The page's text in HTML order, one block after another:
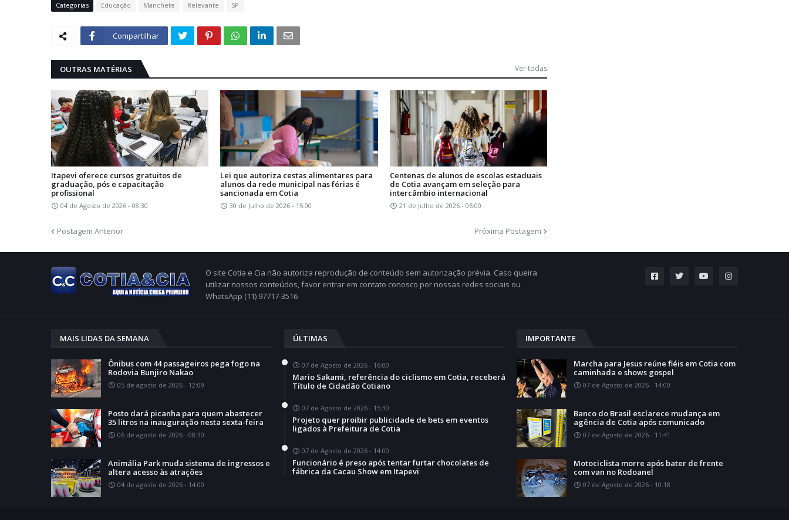
Categorias Educação Manchete Relevante SP
Compartilhar
OUTRAS MATÉRIAS Ver todas
Itapevi oferece cursos gratuitos de
graduação, pós e capacitação
profissional
04 de Agosto de 2026 - 08:30
Lei que autoriza cestas alimentares para
alunos da rede municipal nas férias é
sancionada em Cotia
30 de Julho de 2026 - 15:00
Centenas de alunos de escolas estaduais
de Cotia avançam em seleção para
intercâmbio internacional
21 de Julho de 2026 - 06:00
Postagem Anterior Próxima Postagem
O site Cotia e Cia não autoriza reprodução de conteúdo sem autorização prévia. Caso queira
utilizar nossos conteúdos, favor entrar em contato conosco por nossas redes sociais ou
WhatsApp (11) 97717-3516
MAIS LIDAS DA SEMANA
Ônibus com 44 passageiros pega fogo na
Rodovia Bunjiro Nakao
05 de agosto de 2026 - 12:09
Posto dará picanha para quem abastecer
35 litros na inauguração nesta sexta-feira
06 de agosto de 2026 - 08:30
Animália Park muda sistema de ingressos e
altera acesso às atrações
04 de agosto de 2026 - 14:00
ÚLTIMAS
07 de Agosto de 2026 - 16:00
Mario Sakami, referência do ciclismo em Cotia, receberá
Título de Cidadão Cotiano
07 de Agosto de 2026 - 15:30
Projeto quer proibir publicidade de bets em eventos
ligados à Prefeitura de Cotia
07 de Agosto de 2026 - 14:00
Funcionário é preso após tentar furtar chocolates de
fábrica da Cacau Show em Itapevi
IMPORTANTE
Marcha para Jesus reúne fiéis em Cotia com
caminhada e shows gospel
07 de Agosto de 2026 - 14:00
Banco do Brasil esclarece mudança em
agência de Cotia após comunicado
07 de Agosto de 2026 - 11:41
Motociclista morre após bater de frente
com van no Rodoanel
07 de Agosto de 2026 - 10:18